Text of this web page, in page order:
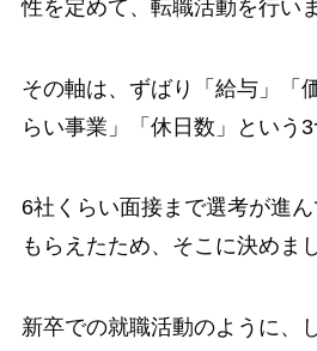
性を定めて、転職活動を行い
その軸は、ずばり「給与」「
らい事業」「休日数」という3
6社くらい面接まで選考が進
もらえたため、そこに決めま
新卒での就職活動のように、